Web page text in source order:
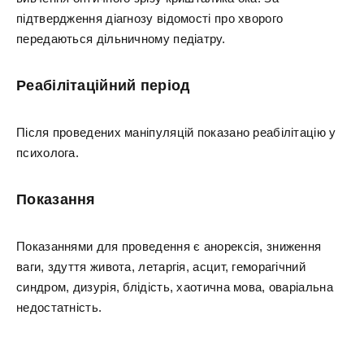
підтвердження діагнозу відомості про хворого
передаються дільничному педіатру.
Реабілітаційний період
Після проведених маніпуляцій показано реабілітацію у
психолога.
Показання
Показаннями для проведення є анорексія, зниження
ваги, здуття живота, летаргія, асцит, геморагічний
синдром, дизурія, блідість, хаотична мова, оваріальна
недостатність.